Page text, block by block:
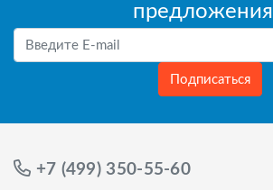
предложения
Подписаться
+7 (499) 350-55-60